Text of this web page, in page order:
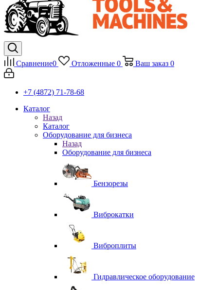
Сравнение0 Отложенные 0 Ваш заказ 0
+7 (4872) 71-78-68
Каталог
Назад
Каталог
Оборудование для бизнеса
Назад
Оборудование для бизнеса
Бензорезы
Виброкатки
Виброплиты
Гидравлическое оборудование